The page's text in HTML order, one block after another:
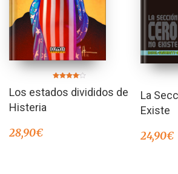
en
4.00
Los estados divididos de
Histeria
28,90€
La
Existe
24,90€